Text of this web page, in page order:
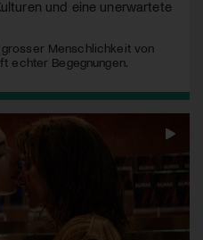
und eine unerwartete
Menschlichkeit von
echter Begegnungen.